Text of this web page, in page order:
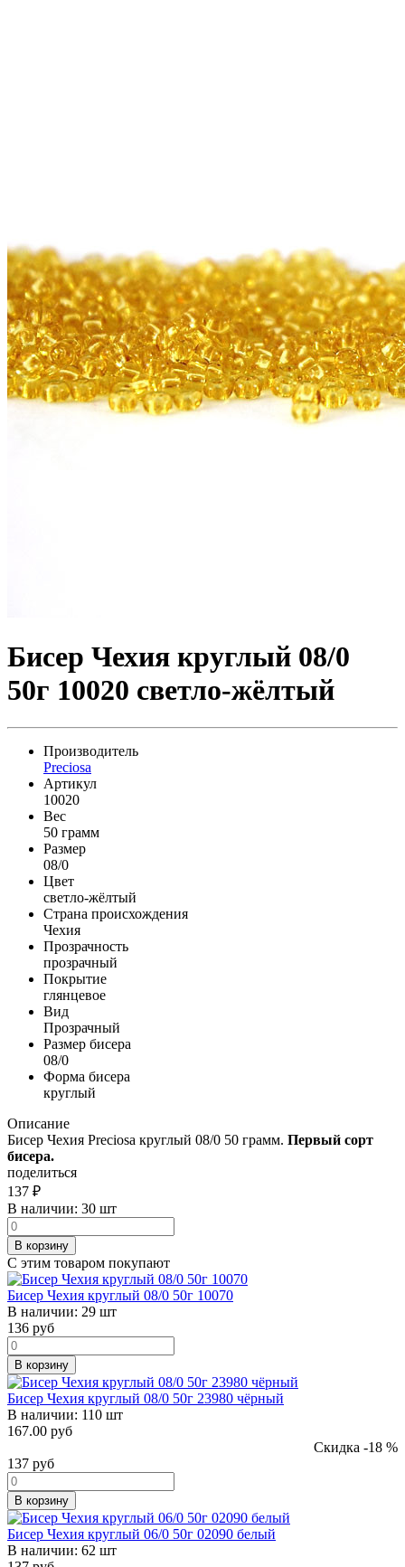
Бисер Чехия круглый 08/0
50г 10020 светло-жёлтый
Производитель
Preciosa
Артикул
10020
Вес
50 грамм
Размер
08/0
Цвет
светло-жёлтый
Страна происхождения
Чехия
Прозрачность
прозрачный
Покрытие
глянцевое
Вид
Прозрачный
Размер бисера
08/0
Форма бисера
круглый
Описание
Бисер Чехия Preciosa круглый 08/0 50 грамм. Первый сорт
бисера.
поделиться
137 ₽
В наличии: 30 шт
В корзину
С этим товаром покупают
Бисер Чехия круглый 08/0 50г 10070
В наличии: 29 шт
136 руб
В корзину
Бисер Чехия круглый 08/0 50г 23980 чёрный
В наличии: 110 шт
167.00 руб
Скидка -18 %
137 руб
В корзину
Бисер Чехия круглый 06/0 50г 02090 белый
В наличии: 62 шт